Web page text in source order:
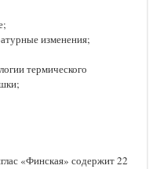
изменения;
термического
«Финская» содержит 22